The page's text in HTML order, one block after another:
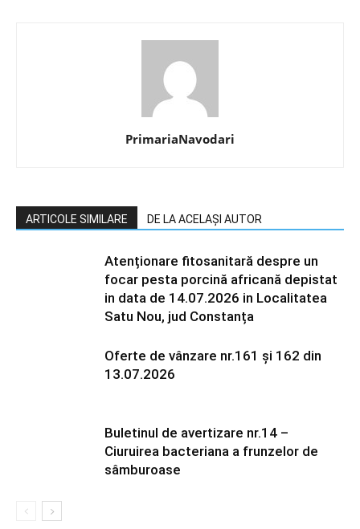
PrimariaNavodari
ARTICOLE SIMILARE DE LA ACELAȘI AUTOR
Atenționare fitosanitară despre un
focar pesta porcină africană depistat
in data de 14.07.2026 in Localitatea
Satu Nou, jud Constanța
Oferte de vânzare nr.161 și 162 din
13.07.2026
Buletinul de avertizare nr.14 –
Ciuruirea bacteriana a frunzelor de
sâmburoase